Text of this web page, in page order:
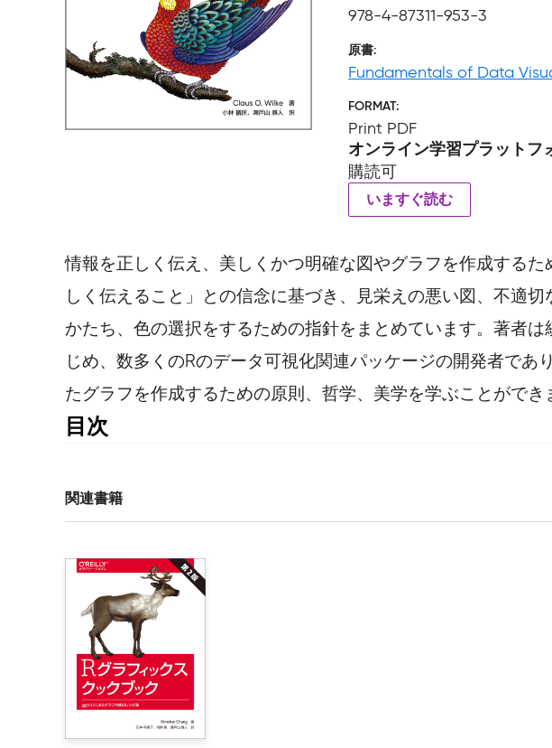
978-4-87311-953-3
原書
Fundamentals of Data
FORMAT
Print PDF
オンライン学習プラットフ
購読可
いますぐ読む
情報を正しく伝え、美しくかつ明確な図やグラフを作成する
しく伝えること」との信念に基づき、見栄えの悪い図、不適
かたち、色の選択をするための指針をまとめています。著者
じめ、数多くのRのデータ可視化関連パッケージの開発者で
たグラフを作成するための原則、哲学、美学を学ぶことがで
目次
1章　はじめに
第Ⅰ部　データからビジュアライゼーションへ
2章　データを可視化する：データからエスセティクスへのマッピング
    2.1　エスセティクスとデータの種類
    2.2　スケールによってデータの値をエスセティクスにマッピング
3章　座標系と座標軸
関連書籍